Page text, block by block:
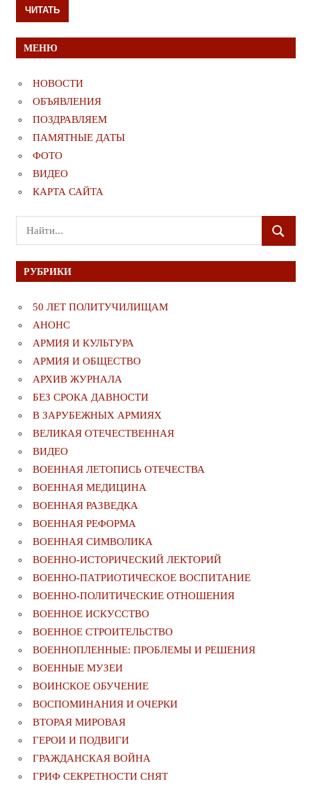
ЧИТАТЬ
МЕНЮ
НОВОСТИ
ОБЪЯВЛЕНИЯ
ПОЗДРАВЛЯЕМ
ПАМЯТНЫЕ ДАТЫ
ФОТО
ВИДЕО
КАРТА САЙТА
Поиск
для:
ПОИСК
РУБРИКИ
50 ЛЕТ ПОЛИТУЧИЛИЩАМ
АНОНС
АРМИЯ И КУЛЬТУРА
АРМИЯ И ОБЩЕСТВО
АРХИВ ЖУРНАЛА
БЕЗ СРОКА ДАВНОСТИ
В ЗАРУБЕЖНЫХ АРМИЯХ
ВЕЛИКАЯ ОТЕЧЕСТВЕННАЯ
ВИДЕО
ВОЕННАЯ ЛЕТОПИСЬ ОТЕЧЕСТВА
ВОЕННАЯ МЕДИЦИНА
ВОЕННАЯ РАЗВЕДКА
ВОЕННАЯ РЕФОРМА
ВОЕННАЯ СИМВОЛИКА
ВОЕННО-ИСТОРИЧЕСКИЙ ЛЕКТОРИЙ
ВОЕННО-ПАТРИОТИЧЕСКОЕ ВОСПИТАНИЕ
ВОЕННО-ПОЛИТИЧЕСКИE ОТНОШЕНИЯ
ВОЕННОЕ ИСКУССТВО
ВОЕННОЕ СТРОИТЕЛЬСТВО
ВОЕННОПЛЕННЫЕ: ПРОБЛЕМЫ И РЕШЕНИЯ
ВОЕННЫЕ МУЗЕИ
ВОИНСКОЕ ОБУЧЕНИЕ
ВОСПОМИНАНИЯ И ОЧЕРКИ
ВТОРАЯ МИРОВАЯ
ГЕРОИ И ПОДВИГИ
ГРАЖДАНСКАЯ ВОЙНА
ГРИФ СЕКРЕТНОСТИ СНЯТ